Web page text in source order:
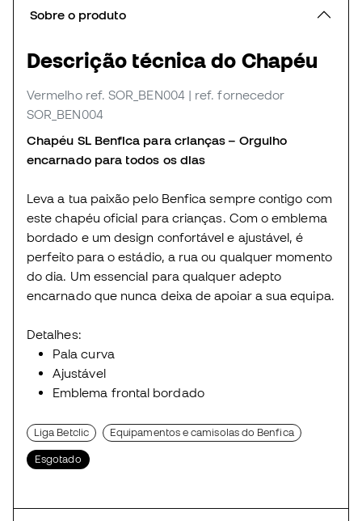
Sobre o produto
Descrição técnica do Chapéu
Vermelho ref. SOR_BEN004 | ref. fornecedor
SOR_BEN004
Chapéu SL Benfica para crianças – Orgulho
encarnado para todos os dias
Leva a tua paixão pelo Benfica sempre contigo com
este chapéu oficial para crianças. Com o emblema
bordado e um design confortável e ajustável, é
perfeito para o estádio, a rua ou qualquer momento
do dia. Um essencial para qualquer adepto
encarnado que nunca deixa de apoiar a sua equipa.
Detalhes:
Pala curva
Ajustável
Emblema frontal bordado
Liga Betclic Equipamentos e camisolas do Benfica
Esgotado